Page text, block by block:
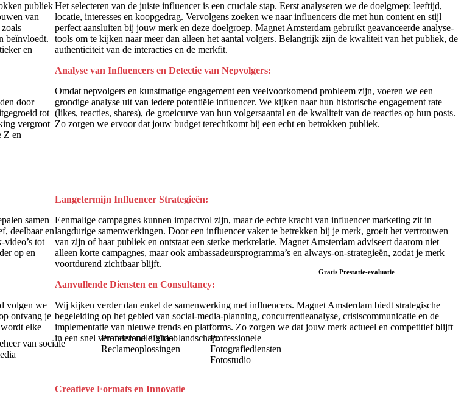
van sociale
Professionele Video
Reclameoplossingen
Professionele
Fotografiediensten
Fotostudio
Gratis Prestatie-evaluatie
Streeft u naar meer
winst, hogere omzet en
nieuwe klanten? Vraag
publiek
van
beïnvloedt.
en
door
tot
vergroot
Z en
Het selecteren van de juiste influencer is een cruciale stap. Eerst analyseren we de doelgroep: leeftijd,
locatie, interesses en koopgedrag. Vervolgens zoeken we naar influencers die met hun content en stijl
perfect aansluiten bij jouw merk en deze doelgroep. Magnet Amsterdam gebruikt geavanceerde analyse-
tools om te kijken naar meer dan alleen het aantal volgers. Belangrijk zijn de kwaliteit van het publiek, de
authenticiteit van de interacties en de merkfit.
Analyse van Influencers en Detectie van Nepvolgers:
Omdat nepvolgers en kunstmatige engagement een veelvoorkomend probleem zijn, voeren we een
grondige analyse uit van iedere potentiële influencer. We kijken naar hun historische engagement rate
(likes, reacties, shares), de groeicurve van hun volgersaantal en de kwaliteit van de reacties op hun posts.
Zo zorgen we ervoor dat jouw budget terechtkomt bij een echt en betrokken publiek.
samen
deelbaar en
tot
op en
volgen we
ontvang je
elke
Langetermijn Influencer Strategieën:
Eenmalige campagnes kunnen impactvol zijn, maar de echte kracht van influencer marketing zit in
langdurige samenwerkingen. Door een influencer vaker te betrekken bij je merk, groeit het vertrouwen
van zijn of haar publiek en ontstaat een sterke merkrelatie. Magnet Amsterdam adviseert daarom niet
alleen korte campagnes, maar ook ambassadeursprogramma’s en always-on-strategieën, zodat je merk
voortdurend zichtbaar blijft.
Aanvullende Diensten en Consultancy:
Wij kijken verder dan enkel de samenwerking met influencers. Magnet Amsterdam biedt strategische
begeleiding op het gebied van social-media-planning, concurrentieanalyse, crisiscommunicatie en de
implementatie van nieuwe trends en platforms. Zo zorgen we dat jouw merk actueel en competitief blijft
in een snel veranderend digitaal landschap.
Creatieve Formats en Innovatie